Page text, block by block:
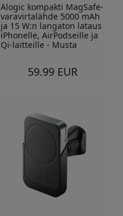
Alogic kompakti MagSafe-
varavirtalähde 5000 mAh
ja 15 W:n langaton lataus
iPhonelle, AirPodseille ja
Qi-laitteille - Musta
59.99 EUR